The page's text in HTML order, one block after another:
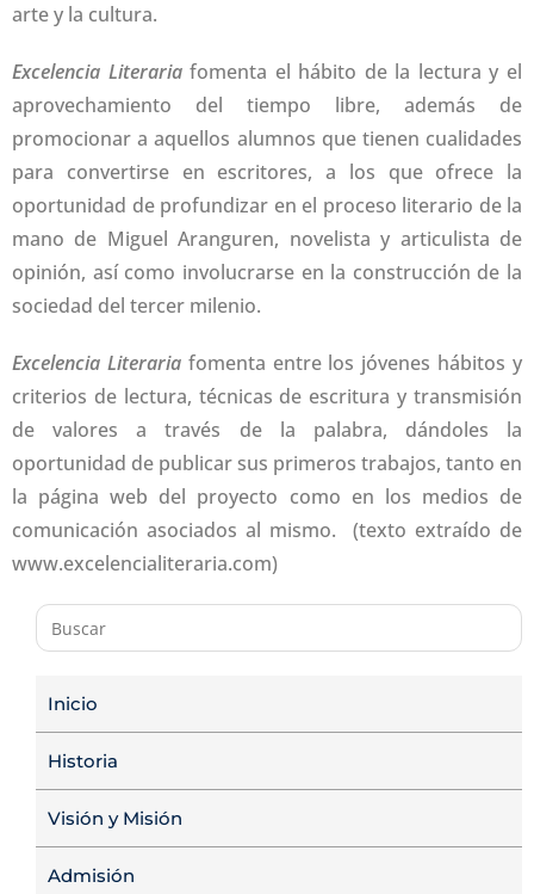
arte y la cultura.
Excelencia Literaria fomenta el hábito de la lectura y el
aprovechamiento del tiempo libre, además de
promocionar a aquellos alumnos que tienen cualidades
para convertirse en escritores, a los que ofrece la
oportunidad de profundizar en el proceso literario de la
mano de Miguel Aranguren, novelista y articulista de
opinión, así como involucrarse en la construcción de la
sociedad del tercer milenio.
Excelencia Literariafomenta entre los jóvenes hábitos y
criterios de lectura, técnicas de escritura y transmisión
de valores a través de la palabra, dándoles la
oportunidad de publicar sus primeros trabajos, tanto en
la página web del proyecto como en los medios de
comunicación asociados al mismo. (texto extraído de
www.excelencialiteraria.com)
Inicio
Historia
Visión y Misión
Admisión